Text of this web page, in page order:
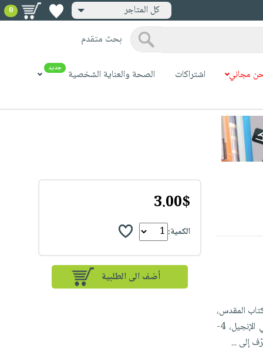
كل المتاجر 0
بحث متقدم
مجاني اشتراكات الصحة والعناية الشخصية جديد
كل ما يتعلق بالكتاب المقدس،
وقد جاء عناوين الكتب كالتالي: 1-أضواء على أناجيل الطفولة، 2-مَن أنت أيّها الإنسان؟، 3-المعجزات في الإنجيل، 4-
...
3.00$
الكمية:
أضف الى الطلبية